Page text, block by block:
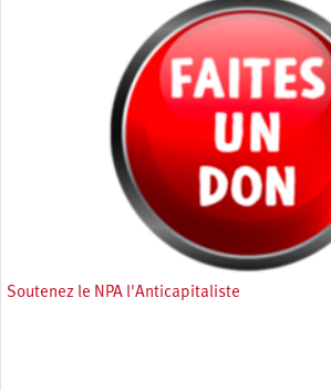
Soutenez le NPA l'Anticapitaliste